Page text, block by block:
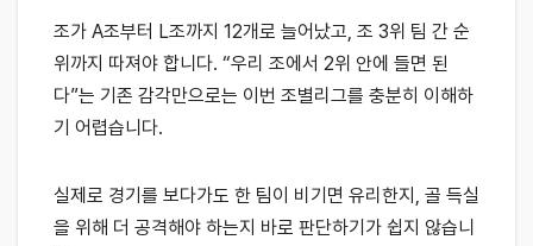
조가 A조부터 L조까지 12개로 늘어났고, 조 3위 팀 간 순
위까지 따져야 합니다. “우리 조에서 2위 안에 들면 된
다”는 기존 감각만으로는 이번 조별리그를 충분히 이해하
기 어렵습니다.
실제로 경기를 보다가도 한 팀이 비기면 유리한지, 골 득실
을 위해 더 공격해야 하는지 바로 판단하기가 쉽지 않습니